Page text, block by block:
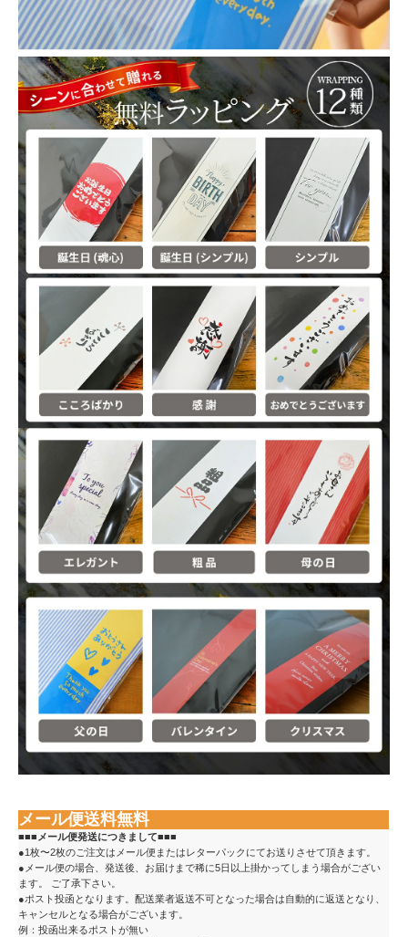
メール便送料無料
■■■メール便発送につきまして■■■
●1枚〜2枚のご注文はメール便またはレターパックにてお送りさせて頂きます。
●メール便の場合、発送後、お届けまで稀に5日以上掛かってしまう場合がござい
ます。 ご了承下さい。
●ポスト投函となります。配送業者返送不可となった場合は自動的に返送となり、
キャンセルとなる場合がございます。
例：投函出来るポストが無い